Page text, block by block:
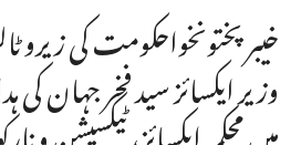
خیبرپختونخواحکومت کی زیرو
وزیر ایکسائز سید فخر جہان